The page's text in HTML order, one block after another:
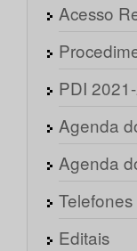
Acesso
PDI
Agenda
Agenda
Telefones
Editais